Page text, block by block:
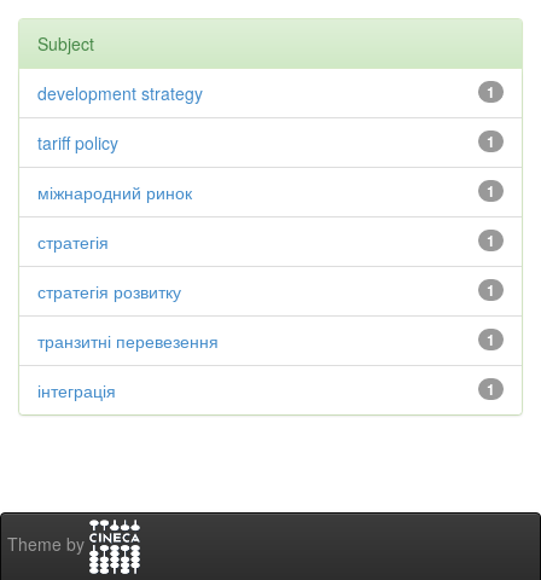
Subject
1
development strategy
1
tariff policy
1
міжнародний ринок
1
стратегія
1
стратегія розвитку
1
транзитні перевезення
1
інтеграція
Theme by